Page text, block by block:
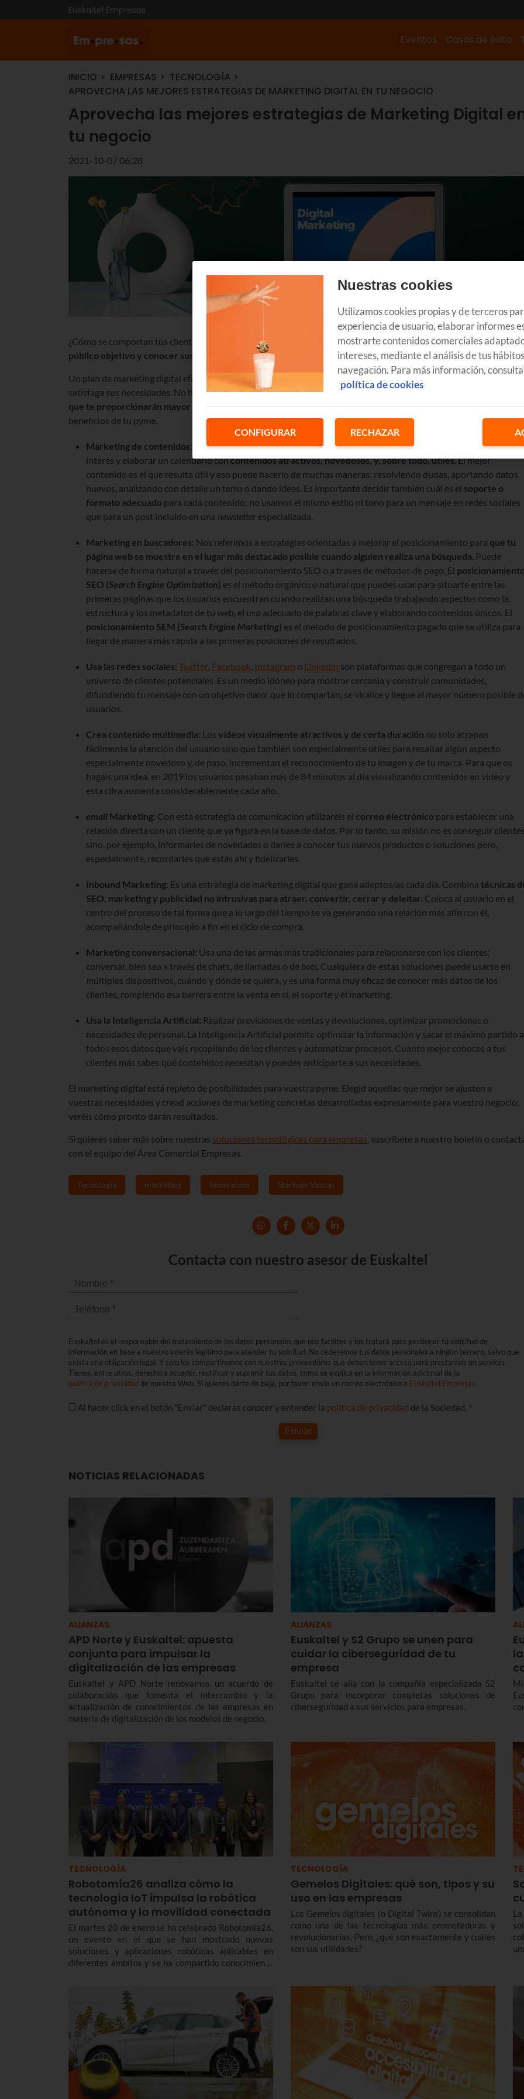
Euskaltel Empresas
Eventos Casos de éxito
INICIO EMPRESAS
TECNOLOGÍA
APROVECHA LAS MEJORES ESTRATEGIAS DE MARKETING DIGITAL EN TU NEGOCIO
Aprovecha las mejores estrategias de Marketing Digital
tu negocio
2021-10-07 06:28
¿Cómo se comportan tus clientes cuando buscan un producto? Para vender, lo primero esidentificar quién es tu
público objetivo y conocer sus intereses y patrones de comportamiento.
Un plan de marketing digital eficaz te permitirá acercarte a tus potenciales clientes y ofrecerles aquello que
satisfaga sus necesidades. No hay fórmulas mágicas ni una única estrategia pero sí existen una serie de
que te proporcionarán mayor visibilidad y posicionamiento, fidelización y, posiblemente, un incremento de los
beneficios de tu pyme.
Marketing de contenidos: Debemos preguntarnos qué podemos contar a nuestros clientes que suscite su
interés y elaborar un calendario concontenidos atractivos, novedosos, y, sobre todo, útiles. El mejor
contenido es el que resulta útil y eso puede hacerlo de muchas maneras: resolviendo dudas, aportando datos
nuevos, analizando con detalle un tema o dando ideas. Es importante decidir también cuál es el soporte o
formato adecuado para cada contenido; no usamos el mismo estilo ni tono para un mensaje en redes sociales
que para un post incluido en una newsletter especializada.
Marketing en buscadores: Nos referimos a estrategias orientadas a mejorar el posicionamiento para que tu
página web se muestre en el lugar más destacado posible cuando alguien realiza una búsqueda . Puede
hacerse de forma natural a través del posicionamiento SEO o a través de métodos de pago. El
SEO (Search Engine Optimization) es el método orgánico o natural que puedes usar para situarte entre las
primeras páginas que los usuarios encuentran cuando realizan una búsqueda trabajando aspectos como la
estructura y los metadatos de tu web, el uso adecuado de palabras clave y elaborando contenidos únicos. El
posicionamiento SEM (Search Engine Marketing) es el método de posicionamiento pagado que se utiliza para
llegar de manera más rápida a las primeras posiciones de resultados.
Usa las redes sociales: Twitter Facebook Instagram o Linkedin son plataformas que congregan a todo un
universo de clientes potenciales. Es un medio idóneo para mostrar cercanía y construir comunidades,
difundiendo tu mensaje con un objetivo claro: que lo compartan, se viralice y llegue al mayor número posible
usuarios.
Crea contenido multimedia: Los vídeos visualmente atractivos y de corta duración no solo atrapan
fácilmente la atención del usuario sino que también son especialmente útiles para resaltar algún aspecto
especialmente novedoso y, de paso, incrementan el reconocimiento de tu imagen y de tu marca. Para que os
hagáis una idea, en 2019 los usuarios pasaban más de 84 minutos al día visualizando contenidos en vídeo y
esta cifra aumenta considerablemente cada año.
email Marketing: Con esta estrategia de comunicación utilizaréis el correo electrónico para establecer una
relación directa con un cliente que ya figura en la base de datos. Por lo tanto, su misión no es conseguir
sino, por ejemplo, informarles de novedades o darles a conocer tus nuevos productos o soluciones pero,
especialmente, recordarles que estás ahí y fidelizarles.
Inbound Marketing: Es una estrategia de marketing digital que gana adeptos/as cada día. Combina técnicas
SEO, marketing y publicidad no intrusivas para atraer, convertir, cerrar y deleitar . Coloca al usuario en el
centro del proceso de tal forma que a lo largo del tiempo se va generando una relación más afín con él,
acompañándole de principio a fin en el ciclo de compra.
Marketing conversacional: Usa una de las armas más tradicionales para relacionarse con los clientes:
conversar, bien sea a través de chats, de llamadas o de bots . Cualquiera de estas soluciones puede usarse en
múltiples dispositivos, cuándo y dónde se quiera, y es una forma muy eficaz de conocer más datos de los
clientes, rompiendo esa barrera entre la venta en sí, el soporte y el marketing.
Usa la Inteligencia Artificial: Realizar previsiones de ventas y devoluciones, optimizar promociones o
necesidades de personal. La Inteligencia Artificial permite optimizar la información y sacar el máximo partido a
todos esos datos que vais recopilando de los clientes y automatizar procesos. Cuanto mejor conoces a tus
clientes más sabes qué contenidos necesitan y puedes anticiparte a sus necesidades.
El marketing digital está repleto de posibilidades para vuestra pyme. Elegid aquellas que mejor se ajusten a
vuestras necesidades y cread acciones de marketing concretas desarrolladas expresamente para vuestro negocio;
veréis cómo pronto darán resultados.
Si quieres saber más sobre nuestras soluciones tecnológicas para empresas , suscríbete a nuestro boletín o
con el equipo del Área Comercial Empresas.
Tecnología marketing Innovación Startups Vascas
Contacta con nuestro asesor de Euskaltel
Euskaltel es el responsable del tratamiento de los datos personales que nos facilites y los tratará para gestionar tú solicitud de
información en base a nuestro interés legítimo para atender tu solicitud. No cederemos tus datos personales a ningún tercero, salvo que
exista una obligación legal. Y solo los compartiremos con nuestros proveedores que deban tener acceso para prestarnos un servicio.
Tienes, entre otros, derecho a acceder, rectificar y suprimir tus datos, como se explica en la información adicional de la
política de privacidad de nuestra Web. Si quieres darte de baja, por favor, envía un correo electrónico a Euskaltel Empresas.
Al hacer click en el botón "Enviar" declaras conocer y entender la política de privacidad de la Sociedad. *
Enviar
NOTICIAS RELACIONADAS
ALIANZAS
APD Norte y Euskaltel: apuesta
conjunta para impulsar la
digitalización de las empresas
Euskaltel y APD Norte renovamos un acuerdo de
colaboración que fomenta el intercambio y la
actualización de conocimientos de las empresas en
materia de digitalización de los modelos de negocio.
ALIANZAS
Euskaltel y S2 Grupo se unen para
cuidar la ciberseguridad de tu
empresa
Euskaltel se alía con la compañía especializada S2
Grupo para incorporar completas soluciones de
ciberseguridad a sus servicios para empresas.
TECNOLOGÍA
Robotomía26 analiza cómo la
tecnología IoT impulsa la robótica
autónoma y la movilidad conectada
El martes 20 de enero se ha celebrado Robotomía26,
un evento en el que se han mostrado nuevas
soluciones y aplicaciones robóticas aplicables en
diferentes ámbitos y se ha compartido conocimiento
TECNOLOGÍA
Gemelos Digitales: qué son, tipos y su
uso en las empresas
Los Gemelos digitales (o Digital Twins) se consolidan
como una de las tecnologías más prometedoras y
revolucionarias. Pero, ¿qué son exactamente y cuáles
son sus utilidades?
Nuestras cookies
Utilizamos cookies propias y de terceros
experiencia de usuario, elaborar informes
mostrarte contenidos comerciales
intereses, mediante el análisis de tus
navegación. Para más información,
política de cookies
CONFIGURAR RECHAZAR